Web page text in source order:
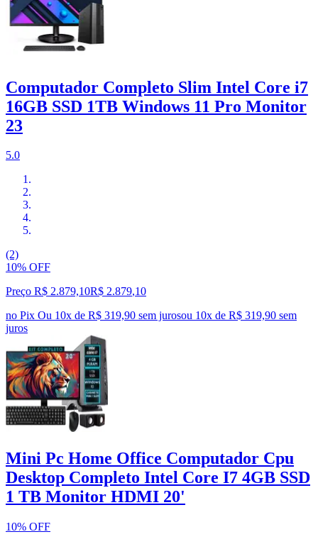
Computador Completo Slim Intel Core i7
16GB SSD 1TB Windows 11 Pro Monitor
23
5.0
(2)
10% OFF
Preço R$ 2.879,10R$ 2.879,10
no Pix Ou 10x de R$ 319,90 sem jurosou 10x de R$ 319,90 sem
juros
Mini Pc Home Office Computador Cpu
Desktop Completo Intel Core I7 4GB SSD
1 TB Monitor HDMI 20'
10% OFF